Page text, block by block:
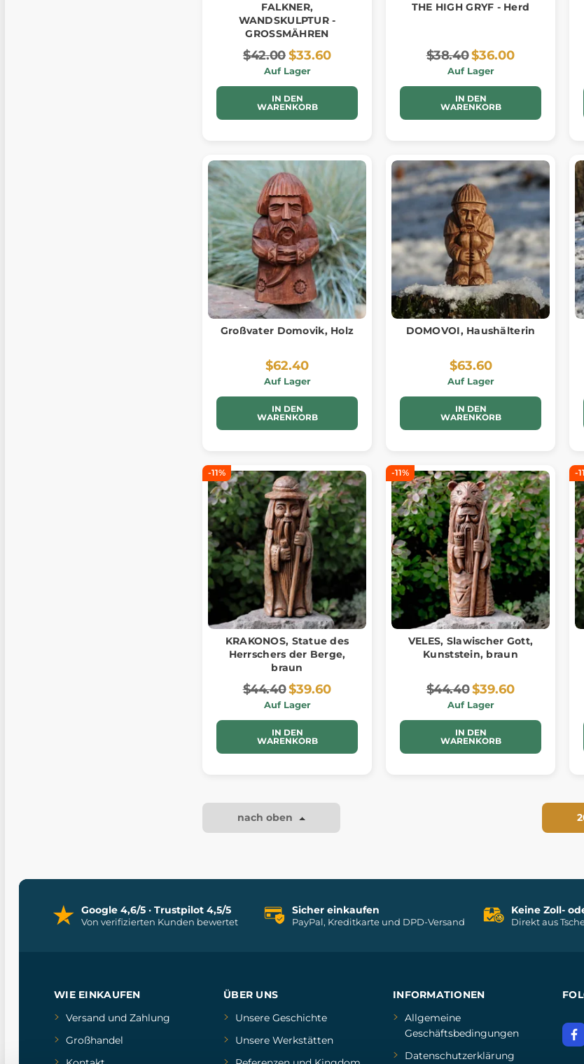
FALKNER,
WANDSKULPTUR -
GROSSMÄHREN
$42.00$33.60
Auf Lager
IN DEN
WARENKORB
THE HIGH GRYF - Herd
$38.40$36.00
Auf Lager
IN DEN
WARENKORB
Großvater Domovik, Holz
$62.40
Auf Lager
IN DEN
WARENKORB
DOMOVOI, Haushälterin
$63.60
Auf Lager
IN DEN
WARENKORB
-11%
KRAKONOS, Statue des
Herrschers der Berge,
braun
$44.40$39.60
Auf Lager
IN DEN
WARENKORB
-11%
VELES, Slawischer Gott,
Kunststein, braun
$44.40$39.60
Auf Lager
IN DEN
WARENKORB
-
nach oben
Google 4,6/5 · Trustpilot 4,5/5
Von verifizierten Kunden bewertet
Sicher einkaufen
PayPal, Kreditkarte und DPD-Versand
Keine Zoll-
Direkt aus
WIE EINKAUFEN
Versand und Zahlung
Großhandel
ÜBER UNS
Unsere Geschichte
Unsere Werkstätten
INFORMATIONEN
Allgemeine
Geschäftsbedingungen
Datenschutzerklärung